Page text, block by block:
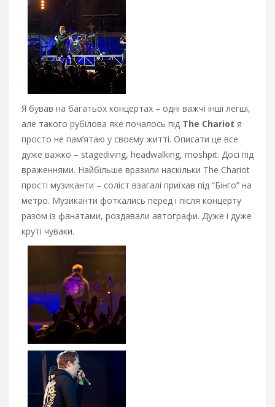
Я бував на багатьох концертах – одні важчі інші легші,
але такого рубілова яке почалось під The Chariot я
просто не пам’ятаю у своєму житті. Описати це все
дуже важко – stagediving, headwalking, moshpit. Досі під
враженнями. Найбільше вразили наскільки The Chariot
прості музиканти – соліст взагалі приїхав під “Бінго” на
метро. Музиканти фоткались перед і після концерту
разом із фанатами, роздавали автографи. Дуже і дуже
круті чуваки.